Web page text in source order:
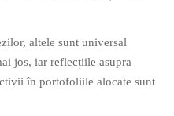
altele sunt universal
jos, iar reflecțiile asupra
în portofoliile alocate sunt